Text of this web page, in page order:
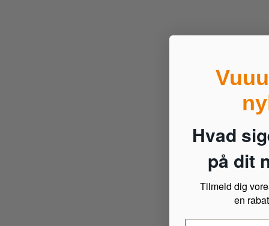
Hvad
på dit
Tilmeld dig
en